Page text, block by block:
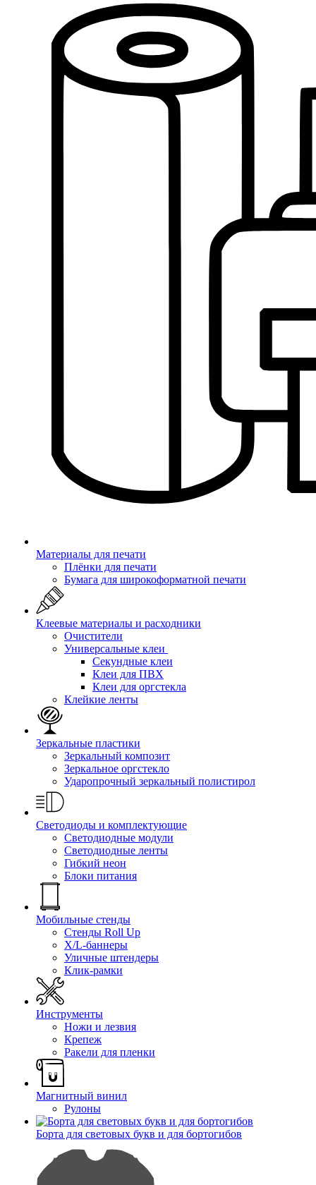
Материалы для печати
Плёнки для печати
Бумага для широкоформатной печати
Клеевые материалы и расходники
Очистители
Универсальные клеи
Секундные клеи
Клеи для ПВХ
Клеи для оргстекла
Клейкие ленты
Зеркальные пластики
Зеркальный композит
Зеркальное оргстекло
Ударопрочный зеркальный полистирол
Светодиоды и комплектующие
Светодиодные модули
Светодиодные ленты
Гибкий неон
Блоки питания
Мобильные стенды
Стенды Roll Up
X/L-баннеры
Уличные штендеры
Клик-рамки
Инструменты
Ножи и лезвия
Крепеж
Ракели для пленки
Магнитный винил
Рулоны
Борта для световых букв и для бортогибов